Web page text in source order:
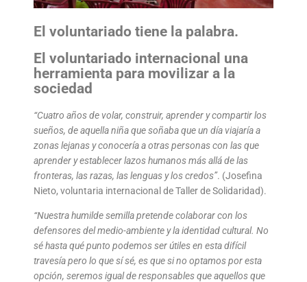
El voluntariado tiene la palabra.
El voluntariado internacional una
herramienta para movilizar a la
sociedad
“Cuatro años de volar, construir, aprender y compartir los
sueños, de aquella niña que soñaba que un día viajaría a
zonas lejanas y conocería a otras personas con las que
aprender y establecer lazos humanos más allá de las
fronteras, las razas, las lenguas y los credos”. (Josefina
Nieto, voluntaria internacional de Taller de Solidaridad).
“Nuestra humilde semilla pretende colaborar con los
defensores del medio-ambiente y la identidad cultural. No
sé hasta qué punto podemos ser útiles en esta difícil
travesía pero lo que sí sé, es que si no optamos por esta
opción, seremos igual de responsables que aquellos que